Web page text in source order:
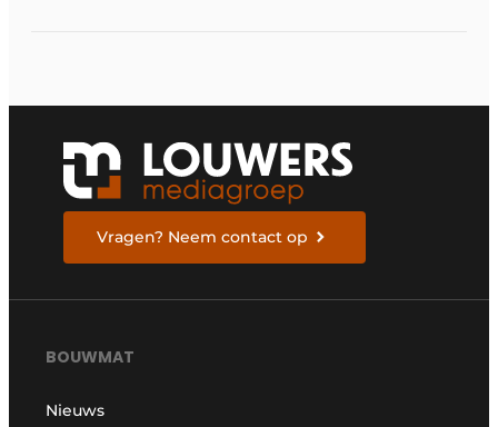
Vragen? Neem contact op
BOUWMAT
Nieuws